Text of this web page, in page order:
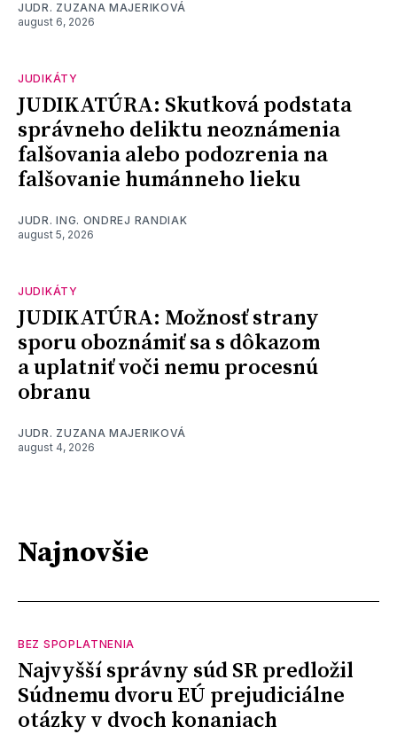
JUDR. ZUZANA MAJERIKOVÁ
august 6, 2026
JUDIKÁTY
JUDIKATÚRA: Skutková podstata
správneho deliktu neoznámenia
falšovania alebo podozrenia na
falšovanie humánneho lieku
JUDR. ING. ONDREJ RANDIAK
august 5, 2026
JUDIKÁTY
JUDIKATÚRA: Možnosť strany
sporu oboznámiť sa s dôkazom
a uplatniť voči nemu procesnú
obranu
JUDR. ZUZANA MAJERIKOVÁ
august 4, 2026
Najnovšie
BEZ SPOPLATNENIA
Najvyšší správny súd SR predložil
Súdnemu dvoru EÚ prejudiciálne
otázky v dvoch konaniach